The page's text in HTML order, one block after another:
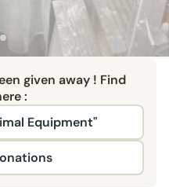
given away ! Find
:
Equipment"